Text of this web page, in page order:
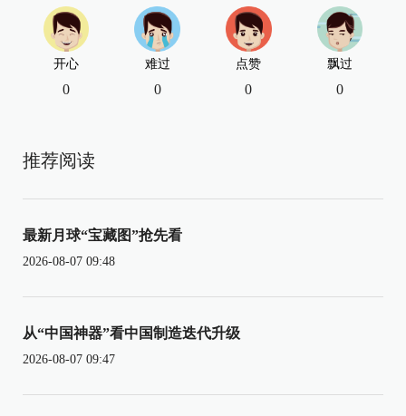
开心
0
难过
0
点赞
0
飘过
0
推荐阅读
最新月球“宝藏图”抢先看
2026-08-07 09:48
从“中国神器”看中国制造迭代升级
2026-08-07 09:47